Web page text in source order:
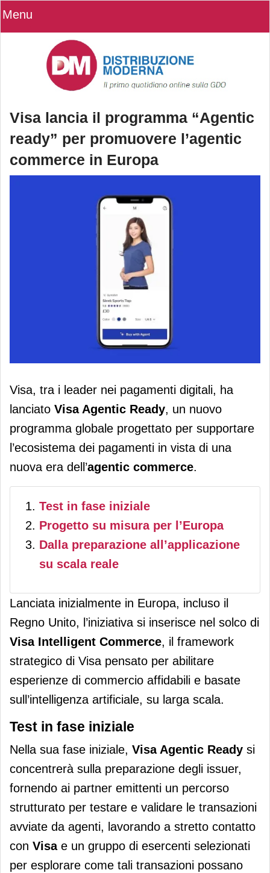
Menu
Visa lancia il programma “Agentic
ready” per promuovere l’agentic
commerce in Europa
Visa lancia il programma “Agentic
ready” per promuovere l’agentic
commerce in Europa
Visa, tra i leader nei pagamenti digitali, ha
lanciato Visa Agentic Ready, un nuovo
programma globale progettato per supportare
l’ecosistema dei pagamenti in vista di una
nuova era dell’agentic commerce.
Test in fase iniziale
Progetto su misura per l’Europa
Dalla preparazione all’applicazione
su scala reale
Lanciata inizialmente in Europa, incluso il
Regno Unito, l’iniziativa si inserisce nel solco di
Visa Intelligent Commerce, il framework
strategico di Visa pensato per abilitare
esperienze di commercio affidabili e basate
sull’intelligenza artificiale, su larga scala.
Test in fase iniziale
Nella sua fase iniziale, Visa Agentic Ready si
concentrerà sulla preparazione degli issuer,
fornendo ai partner emittenti un percorso
strutturato per testare e validare le transazioni
avviate da agenti, lavorando a stretto contatto
con Visae un gruppo di esercenti selezionati
per esplorare come tali transazioni possano